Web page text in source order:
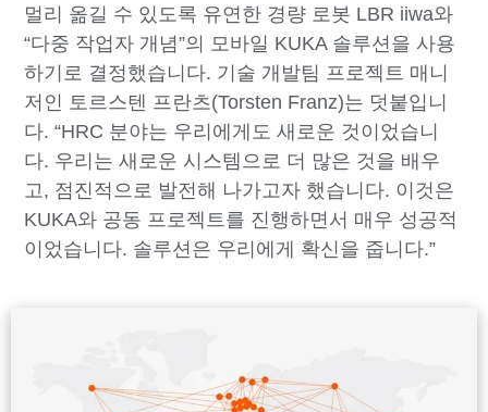
멀리 옮길 수 있도록 유연한 경량 로봇 LBR iiwa와
“다중 작업자 개념”의 모바일 KUKA 솔루션을 사용
하기로 결정했습니다. 기술 개발팀 프로젝트 매니
저인 토르스텐 프란츠(Torsten Franz)는 덧붙입니
다. “HRC 분야는 우리에게도 새로운 것이었습니
다. 우리는 새로운 시스템으로 더 많은 것을 배우
고, 점진적으로 발전해 나가고자 했습니다. 이것은
KUKA와 공동 프로젝트를 진행하면서 매우 성공적
이었습니다. 솔루션은 우리에게 확신을 줍니다.”